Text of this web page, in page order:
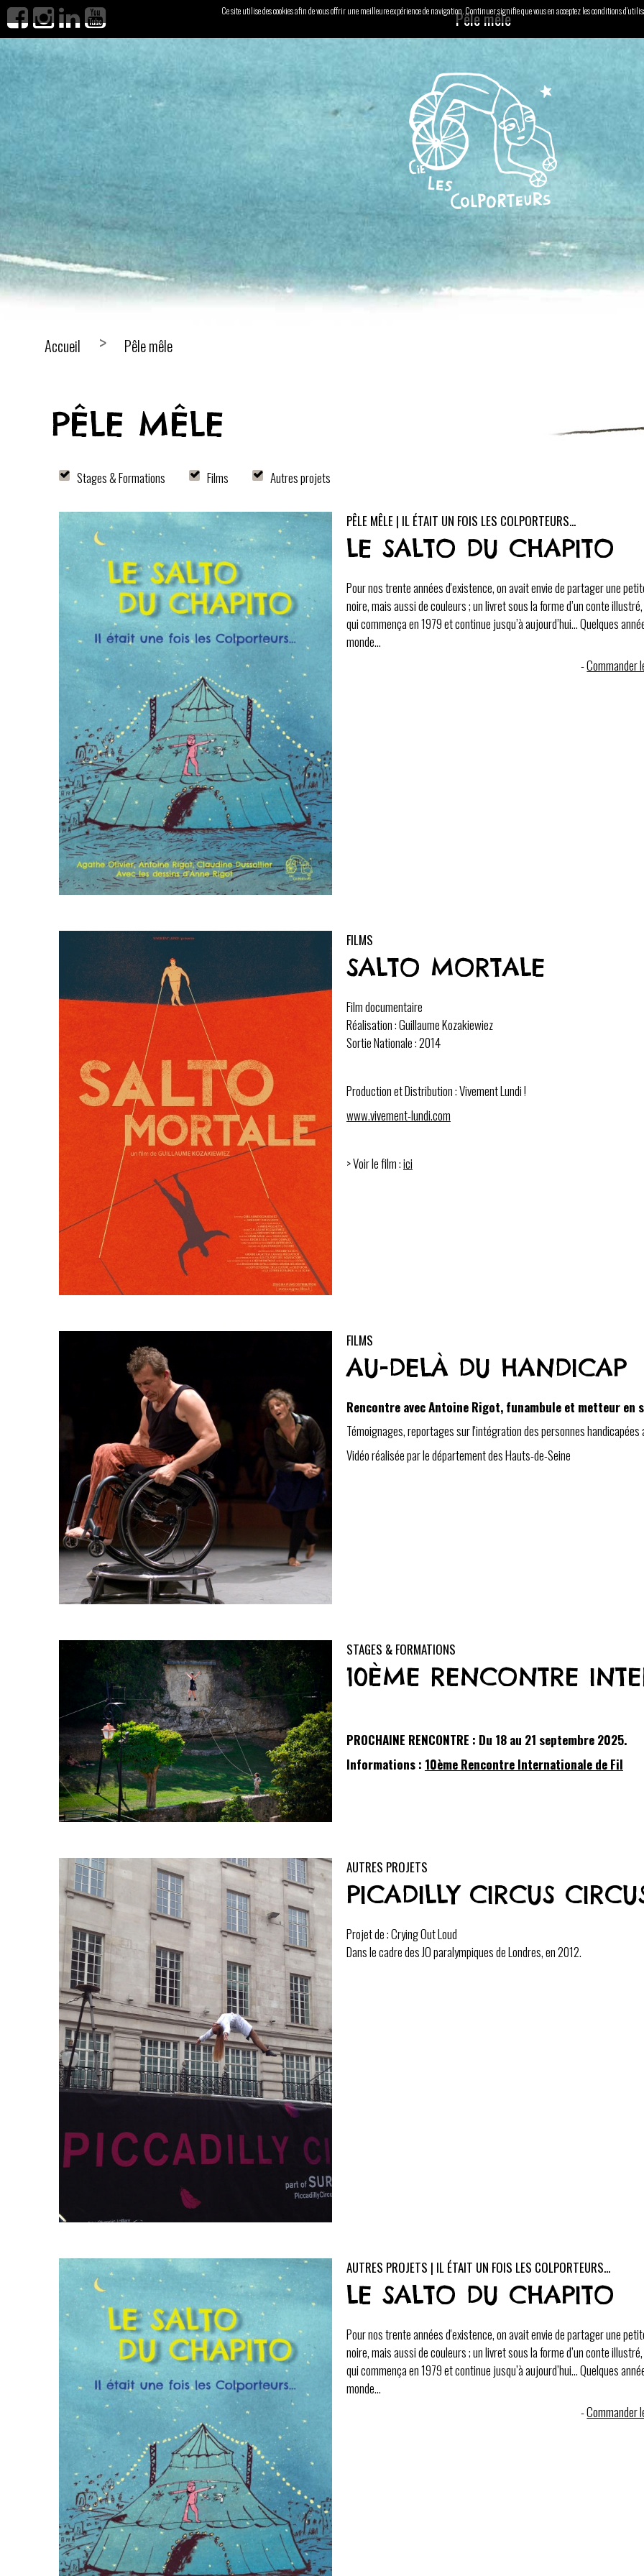
Pêle mêle
Accueil Pêle mêle
PÊLE MÊLE
Stages & Formations Films Autres projets
PÊLE MÊLE | IL ÉTAIT UN FOIS LES COLPORTEURS...
LE SALTO DU CHAPITO
Pour nos trente années d'existence, on avait envie de partager une
noire, mais aussi de couleurs ; un livret sous la forme d’un conte
qui commença en 1979 et continue jusqu’à aujourd’hui... Quelques
monde...
-Commander
FILMS
SALTO MORTALE
Film documentaire
Réalisation : Guillaume Kozakiewiez
Sortie Nationale : 2014
Production et Distribution : Vivement Lundi !
www.vivement-lundi.com
> Voir le film :ici
FILMS
AU-DELÀ DU HANDICAP
Rencontre avec Antoine Rigot, funambule et metteur en
Témoignages, reportages sur l'intégration des personnes handicapées
Vidéo réalisée par le département des Hauts-de-Seine
STAGES & FORMATIONS
10ÈME RENCONTRE
PROCHAINE RENCONTRE : Du 18 au 21 septembre 2025.
Informations : 10ème Rencontre Internationale de Fil
AUTRES PROJETS
PICADILLY CIRCUS
Projet de : Crying Out Loud
Dans le cadre des JO paralympiques de Londres, en 2012.
AUTRES PROJETS | IL ÉTAIT UN FOIS LES COLPORTEURS...
LE SALTO DU CHAPITO
Pour nos trente années d'existence, on avait envie de partager une
noire, mais aussi de couleurs ; un livret sous la forme d’un conte
qui commença en 1979 et continue jusqu’à aujourd’hui... Quelques
monde...
-Commander
Ce site utilise des cookies afin de vous offrir une meilleure expérience de navigation. Continuer signifie que vous en acceptez les conditions